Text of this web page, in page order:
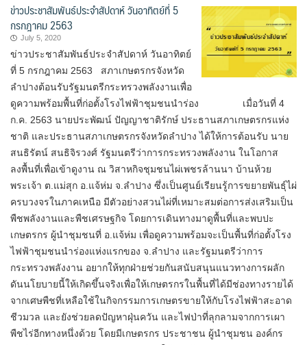
ข่าวประชาสัมพันธ์ประจำสัปดาห์ วันอาทิตย์ที่ 5
กรกฎาคม 2563
July 5, 2020
ข่าวประชาสัมพันธ์ประจำสัปดาห์ วันอาทิตย์
ที่ 5 กรกฎาคม 2563 สภาเกษตรกรจังหวัด
ลำปางต้อนรับรัฐมนตรีกระทรวงพลังงานเพื่อ
ดูความพร้อมพื้นที่ก่อตั้งโรงไฟฟ้าชุมชนนำร่อง เมื่อวันที่ 4
ก.ค. 2563 นายประพัฒน์ ปัญญาชาติรักษ์ ประธานสภาเกษตรกรแห่ง
ชาติ และประธานสภาเกษตรกรจังหวัดลำปาง ได้ให้การต้อนรับ นาย
สนธิรัตน์ สนธิจิรวงศ์ รัฐมนตรีว่าการกระทรวงพลังงาน ในโอกาส
ลงพื้นที่เพื่อเข้าดูงาน ณ วิสาหกิจชุมชนไผ่เพชรล้านนา บ้านห้วย
พระเจ้า ต.แม่สุก อ.แจ้ห่ม จ.ลำปาง ซึ่งเป็นศูนย์เรียนรู้การขยายพันธุ์ไผ่
ครบวงจรในภาคเหนือ มีตัวอย่างสวนไผ่ที่เหมาะสมต่อการส่งเสริมเป็น
พืชพลังงานและพืชเศรษฐกิจ โดยการเดินทางมาดูพื้นที่และพบปะ
เกษตรกร ผู้นำชุมชนที่ อ.แจ้ห่ม เพื่อดูความพร้อมจะเป็นพื้นที่ก่อตั้งโรง
ไฟฟ้าชุมชนนำร่องแห่งแรกของ จ.ลำปาง และรัฐมนตรีว่าการ
กระทรวงพลังงาน อยากให้ทุกฝ่ายช่วยกันสนับสนุนแนวทางการผลัก
ดันนโยบายนี้ให้เกิดขึ้นจริงเพื่อให้เกษตรกรในพื้นที่ได้มีช่องทางรายได้
จากเศษพืชที่เหลือใช้ในกิจกรรมการเกษตรขายให้กับโรงไฟฟ้าสะอาด
ชีวมวล และยังช่วยลดปัญหาฝุ่นควัน และไฟป่าที่ลุกลามจากการเผา
พืชไร่อีกทางหนึ่งด้วย โดยมีเกษตรกร ประชาชน ผู้นำชุมชน องค์กร